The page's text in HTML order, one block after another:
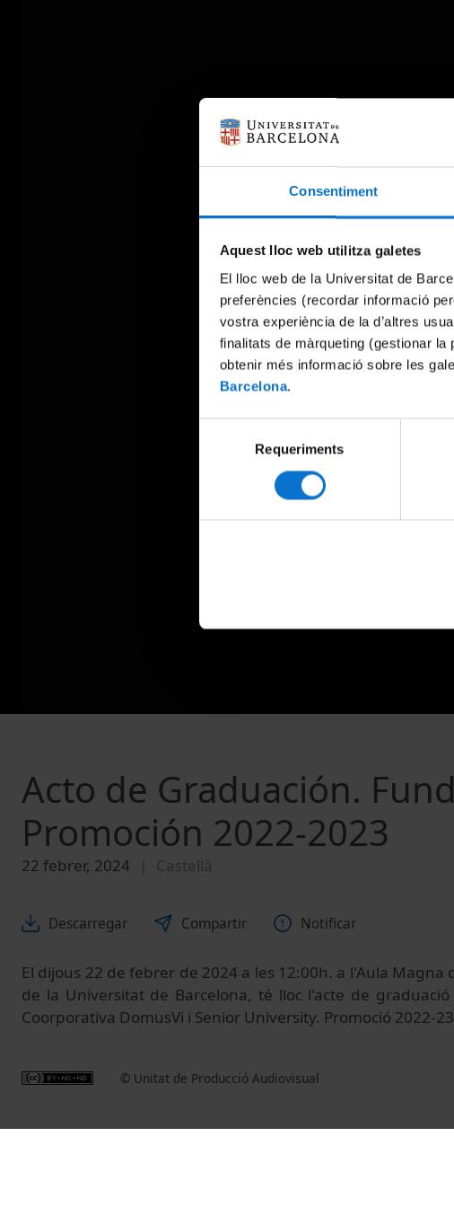
Consentiment
Aquest lloc web utilitza galetes
El lloc web de la Universitat de
preferències (recordar informació
vostra experiència de la d’altres
finalitats de màrqueting (gestionar la
obtenir més informació sobre les
Barcelona.
Requeriments
Acto de Graduación.
Promoción 2022-2023
22 febrer, 2024 Castellà
Descarregar Compartir Notificar
El dijous 22 de febrer de 2024 a les 12:00h. a l'Aula Magna
de la Universitat de Barcelona, té lloc l'acte de
Coorporativa DomusVi i Senior University. Promoció 2022-
© Unitat de Producció Audiovisual